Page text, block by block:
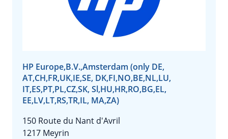
HP Europe,B.V.,Amsterdam (only DE,
AT,CH,FR,UK,IE,SE, DK,FI,NO,BE,NL,LU,
IT,ES,PT,PL,CZ,SK, Sl,HU,HR,RO,BG,EL,
EE,LV,LT,RS,TR,IL, MA,ZA)
150 Route du Nant d'Avril
1217 Meyrin